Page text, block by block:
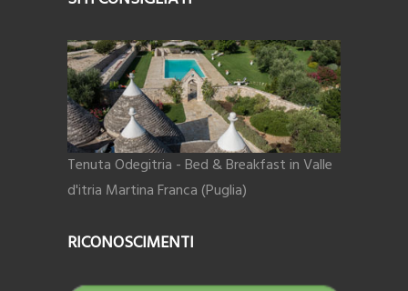
Tenuta Odegitria - Bed & Breakfast in Valle
d'itria Martina Franca (Puglia)
RICONOSCIMENTI